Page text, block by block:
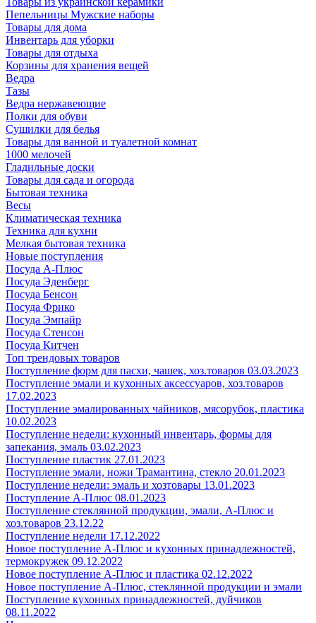
Пепельницы Мужские наборы
Товары для дома
Инвентарь для уборки
Товары для отдыха
Корзины для хранения вещей
Ведра
Тазы
Ведра нержавеющие
Полки для обуви
Сушилки для белья
Товары для ванной и туалетной комнат
1000 мелочей
Гладильные доски
Товары для сада и огорода
Бытовая техника
Весы
Климатическая техника
Техника для кухни
Мелкая бытовая техника
Новые поступления
Посуда А-Плюс
Посуда Эденберг
Посуда Бенсон
Посуда Фрико
Посуда Эмпайр
Посуда Стенсон
Посуда Китчен
Топ трендовых товаров
Поступление форм для пасхи, чашек, хоз.товаров 03.03.2023
Поступление эмали и кухонных аксессуаров, хоз.товаров
17.02.2023
Поступление эмалированных чайников, мясорубок, пластика
10.02.2023
Поступление недели: кухонный инвентарь, формы для
запекания, эмаль 03.02.2023
Поступление пластик 27.01.2023
Поступление эмали, ножи Трамантина, стекло 20.01.2023
Поступление недели: эмаль и хозтовары 13.01.2023
Поступление А-Плюс 08.01.2023
Поступление стеклянной продукции, эмали, А-Плюс и
хоз.товаров 23.12.22
Поступление недели 17.12.2022
Новое поступление А-Плюс и кухонных принадлежностей,
термокружек 09.12.2022
Новое поступление А-Плюс и пластика 02.12.2022
Новое поступление А-Плюс, стеклянной продукции и эмали
Поступление кухонных принадлежностей, дуйчиков
08.11.2022